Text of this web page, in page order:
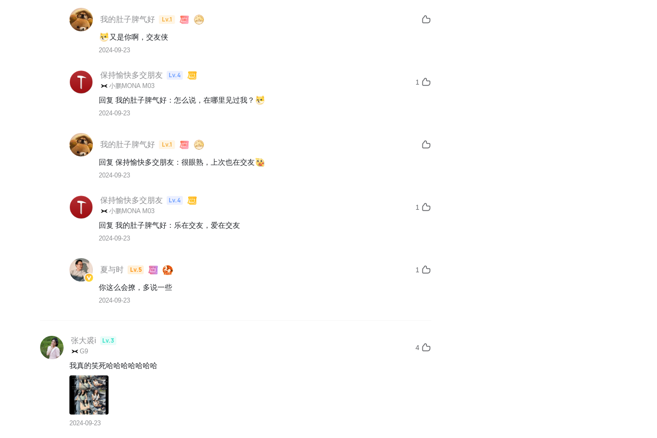
我的肚子脾气好 Lv.1
又是你啊，交友侠
2024-09-23
保持愉快多交朋友 Lv.4
小鹏MONA M03 1
回复 我的肚子脾气好 ： 怎么说，在哪里见过我？
2024-09-23
我的肚子脾气好 Lv.1
回复 保持愉快多交朋友 ： 很眼熟，上次也在交友
2024-09-23
保持愉快多交朋友 Lv.4
小鹏MONA M03 1
回复 我的肚子脾气好 ： 乐在交友，爱在交友
2024-09-23
夏与时 Lv.5 1
你这么会撩，多说一些
2024-09-23
张大裘i Lv.3
G9 4
我真的笑死哈哈哈哈哈哈哈
2024-09-23